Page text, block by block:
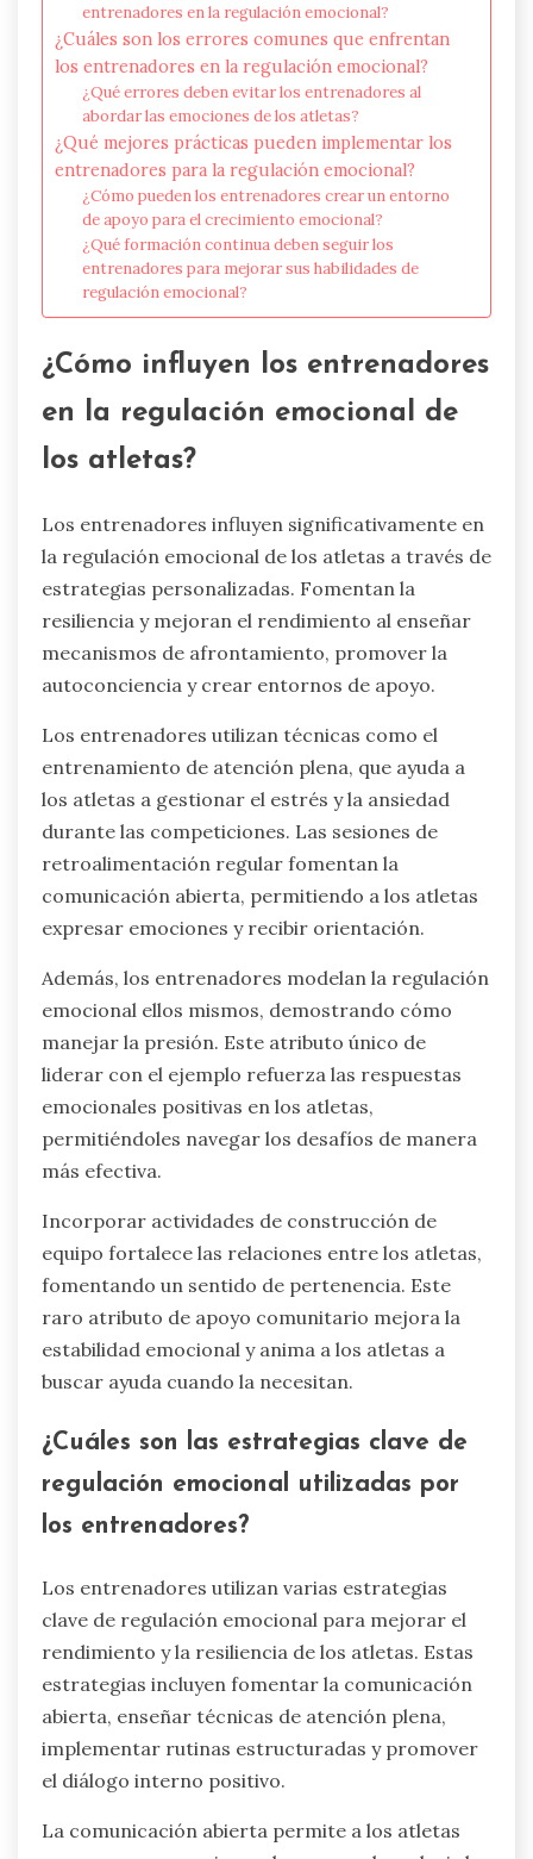
entrenadores en la regulación emocional?
¿Cuáles son los errores comunes que enfrentan
los entrenadores en la regulación emocional?
¿Qué errores deben evitar los entrenadores al
abordar las emociones de los atletas?
¿Qué mejores prácticas pueden implementar los
entrenadores para la regulación emocional?
¿Cómo pueden los entrenadores crear un entorno
de apoyo para el crecimiento emocional?
¿Qué formación continua deben seguir los
entrenadores para mejorar sus habilidades de
regulación emocional?
¿Cómo influyen los entrenadores
en la regulación emocional de
los atletas?
Los entrenadores influyen significativamente en
la regulación emocional de los atletas a través de
estrategias personalizadas. Fomentan la
resiliencia y mejoran el rendimiento al enseñar
mecanismos de afrontamiento, promover la
autoconciencia y crear entornos de apoyo.
Los entrenadores utilizan técnicas como el
entrenamiento de atención plena, que ayuda a
los atletas a gestionar el estrés y la ansiedad
durante las competiciones. Las sesiones de
retroalimentación regular fomentan la
comunicación abierta, permitiendo a los atletas
expresar emociones y recibir orientación.
Además, los entrenadores modelan la regulación
emocional ellos mismos, demostrando cómo
manejar la presión. Este atributo único de
liderar con el ejemplo refuerza las respuestas
emocionales positivas en los atletas,
permitiéndoles navegar los desafíos de manera
más efectiva.
Incorporar actividades de construcción de
equipo fortalece las relaciones entre los atletas,
fomentando un sentido de pertenencia. Este
raro atributo de apoyo comunitario mejora la
estabilidad emocional y anima a los atletas a
buscar ayuda cuando la necesitan.
¿Cuáles son las estrategias clave de
regulación emocional utilizadas por
los entrenadores?
Los entrenadores utilizan varias estrategias
clave de regulación emocional para mejorar el
rendimiento y la resiliencia de los atletas. Estas
estrategias incluyen fomentar la comunicación
abierta, enseñar técnicas de atención plena,
implementar rutinas estructuradas y promover
el diálogo interno positivo.
La comunicación abierta permite a los atletas